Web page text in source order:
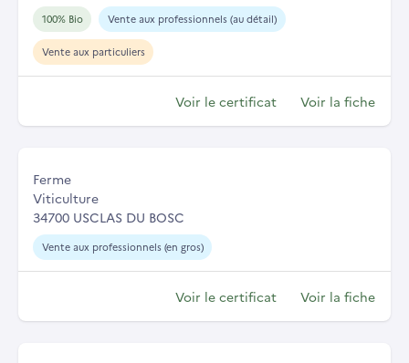
100% Bio Vente aux professionnels (au détail)
Vente aux particuliers
Voir le certificat Voir la fiche
Ferme
Viticulture
34700 USCLAS DU BOSC
Vente aux professionnels (en gros)
Voir le certificat Voir la fiche